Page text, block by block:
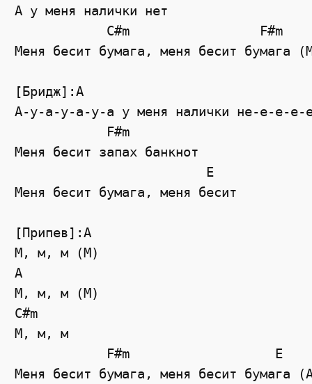
А у меня налички нет
C#m                 F#m
Меня бесит бумага, меня бесит бумага
[Бридж]:A
А-у-а-у-а-у-а у меня налички не-е-е-е-
            F#m
Меня бесит запах банкнот
                         E
Меня бесит бумага, меня бесит
[Припев]:A
М, м, м (М)
A
М, м, м (М)
C#m
М, м, м
            F#m                   E
Меня бесит бумага, меня бесит бумага